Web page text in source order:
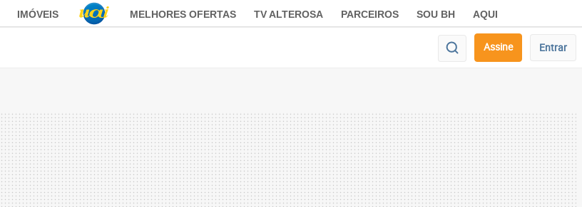
IMÓVEIS MELHORES OFERTAS TV ALTEROSA PARCEIROS SOU BH AQUI
Assine Entrar